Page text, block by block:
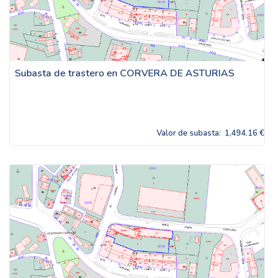
Subasta de trastero en CORVERA DE ASTURIAS
Valor de subasta: 1,494.16 €